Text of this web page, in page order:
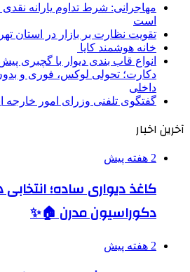
مهاجرانی: شرط تداوم یارانه نقدی
است
تقویت نظارت بر بازار در استان
خانه هوشمند کایا
انواع قاب بندی دیوار با گچبری
دکارت؛ تحولی لوکس، فوری و
داخلی
گفتگوی تلفنی وزرای امور خارجه
آخرین اخبار
2 هفته پیش
کاغذ دیواری ساده؛
دکوراسیون مدرن 🏠✨
2 هفته پیش